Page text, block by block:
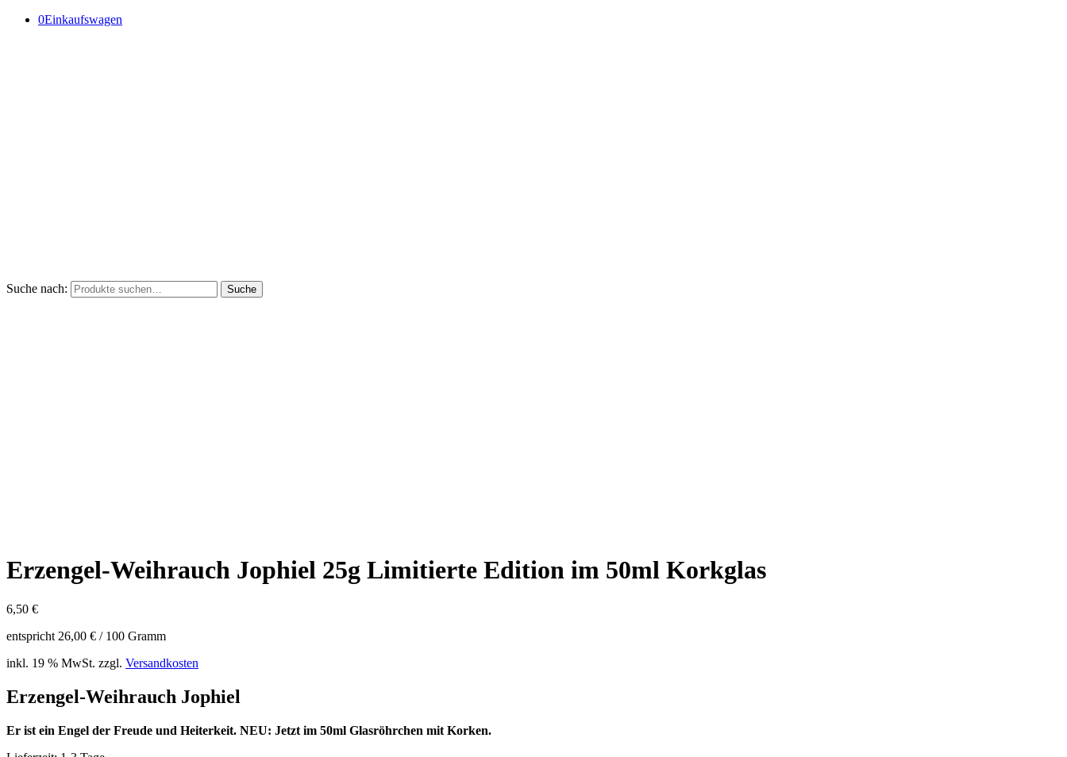
0Einkaufswagen
Suche nach: Suche
Erzengel-Weihrauch Jophiel 25g Limitierte Edition im 50ml Korkglas
6,50 €
entspricht 26,00 € / 100 Gramm
inkl. 19 % MwSt. zzgl. Versandkosten
Erzengel-Weihrauch Jophiel
Er ist ein Engel der Freude und Heiterkeit. NEU: Jetzt im 50ml Glasröhrchen mit Korken.